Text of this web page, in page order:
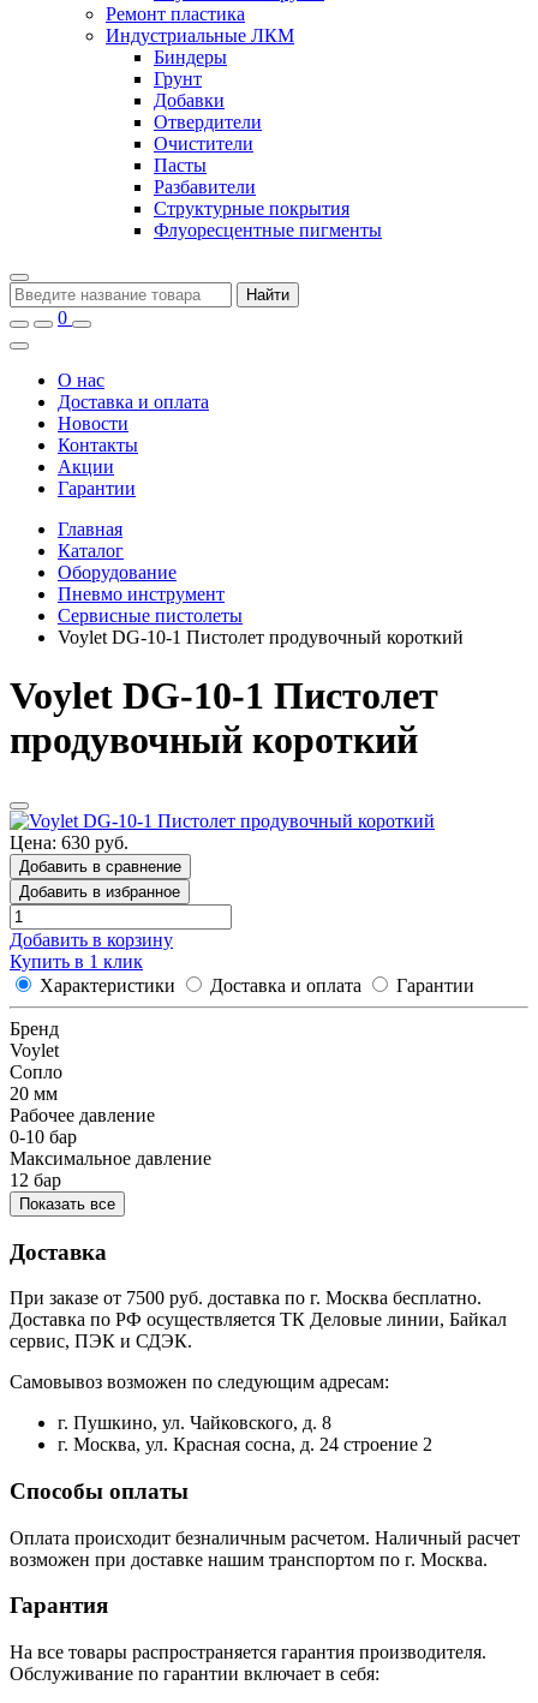
Ремонт пластика
Индустриальные ЛКМ
Биндеры
Грунт
Добавки
Отвердители
Очистители
Пасты
Разбавители
Структурные покрытия
Флуоресцентные пигменты
Найти
0
О нас
Доставка и оплата
Новости
Контакты
Акции
Гарантии
Главная
Каталог
Оборудование
Пневмо инструмент
Сервисные пистолеты
Voylet DG-10-1 Пистолет продувочный короткий
Voylet DG-10-1 Пистолет
продувочный короткий
Цена: 630 руб.
Добавить в сравнение
Добавить в избранное
Добавить в корзину
Купить в 1 клик
Характеристики
Доставка и оплата Гарантии
Бренд
Voylet
Сопло
20 мм
Рабочее давление
0-10 бар
Максимальное давление
12 бар
Показать все
Доставка
При заказе от 7500 руб. доставка по г. Москва бесплатно.
Доставка по РФ осуществляется ТК Деловые линии, Байкал
сервис, ПЭК и СДЭК.
Самовывоз возможен по следующим адресам:
г. Пушкино, ул. Чайковского, д. 8
г. Москва, ул. Красная сосна, д. 24 строение 2
Способы оплаты
Оплата происходит безналичным расчетом. Наличный расчет
возможен при доставке нашим транспортом по г. Москва.
Гарантия
На все товары распространяется гарантия производителя.
Обслуживание по гарантии включает в себя: